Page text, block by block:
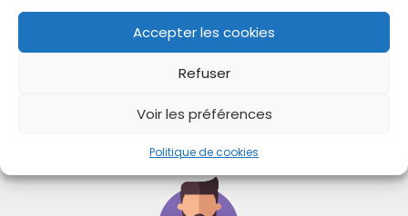
Accepter les cookies
Refuser
Voir les préférences
Politique de cookies
Témoignages de nos clients